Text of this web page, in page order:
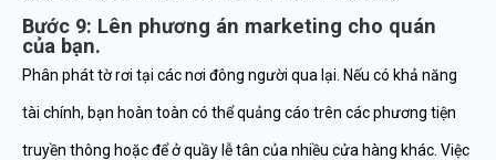
Bước 9: Lên phương án marketing cho quán
của bạn.
Phân phát tờ rơi tại các nơi đông người qua lại. Nếu có khả năng
tài chính, bạn hoàn toàn có thể quảng cáo trên các phương tiện
truyền thông hoặc để ở quầy lễ tân của nhiều cửa hàng khác. Việc